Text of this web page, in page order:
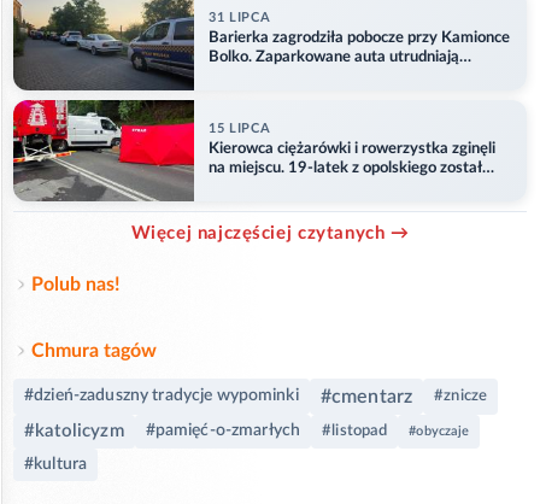
31 LIPCA
Barierka zagrodziła pobocze przy Kamionce
Bolko. Zaparkowane auta utrudniają
15 LIPCA
Kierowca ciężarówki i rowerzystka zginęli
na miejscu. 19-latek z opolskiego został
Więcej najczęściej czytanych →
Polub nas!
Chmura tagów
#dzień-zaduszny tradycje wypominki #cmentarz #znicze
#katolicyzm #pamięć-o-zmarłych #listopad #obyczaje
#kultura